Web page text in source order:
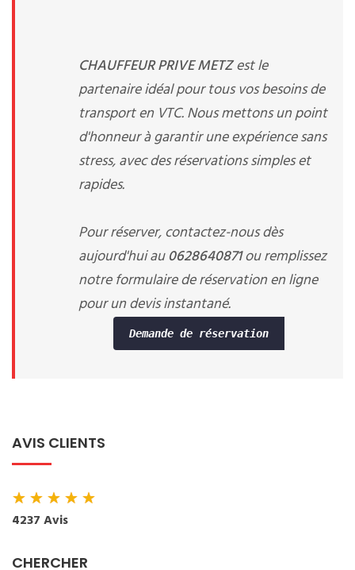
CHAUFFEUR PRIVE METZest le
partenaire idéal pour tous vos besoins de
transport en VTC. Nous mettons un point
d'honneur à garantir une expérience sans
stress, avec des réservations simples et
rapides.
Pour réserver, contactez-nous dès
aujourd'hui au0628640871ou remplissez
notre formulaire de réservation en ligne
pour un devis instantané.
Demande de réservation
AVIS CLIENTS
★★★★★
4237 Avis
CHERCHER